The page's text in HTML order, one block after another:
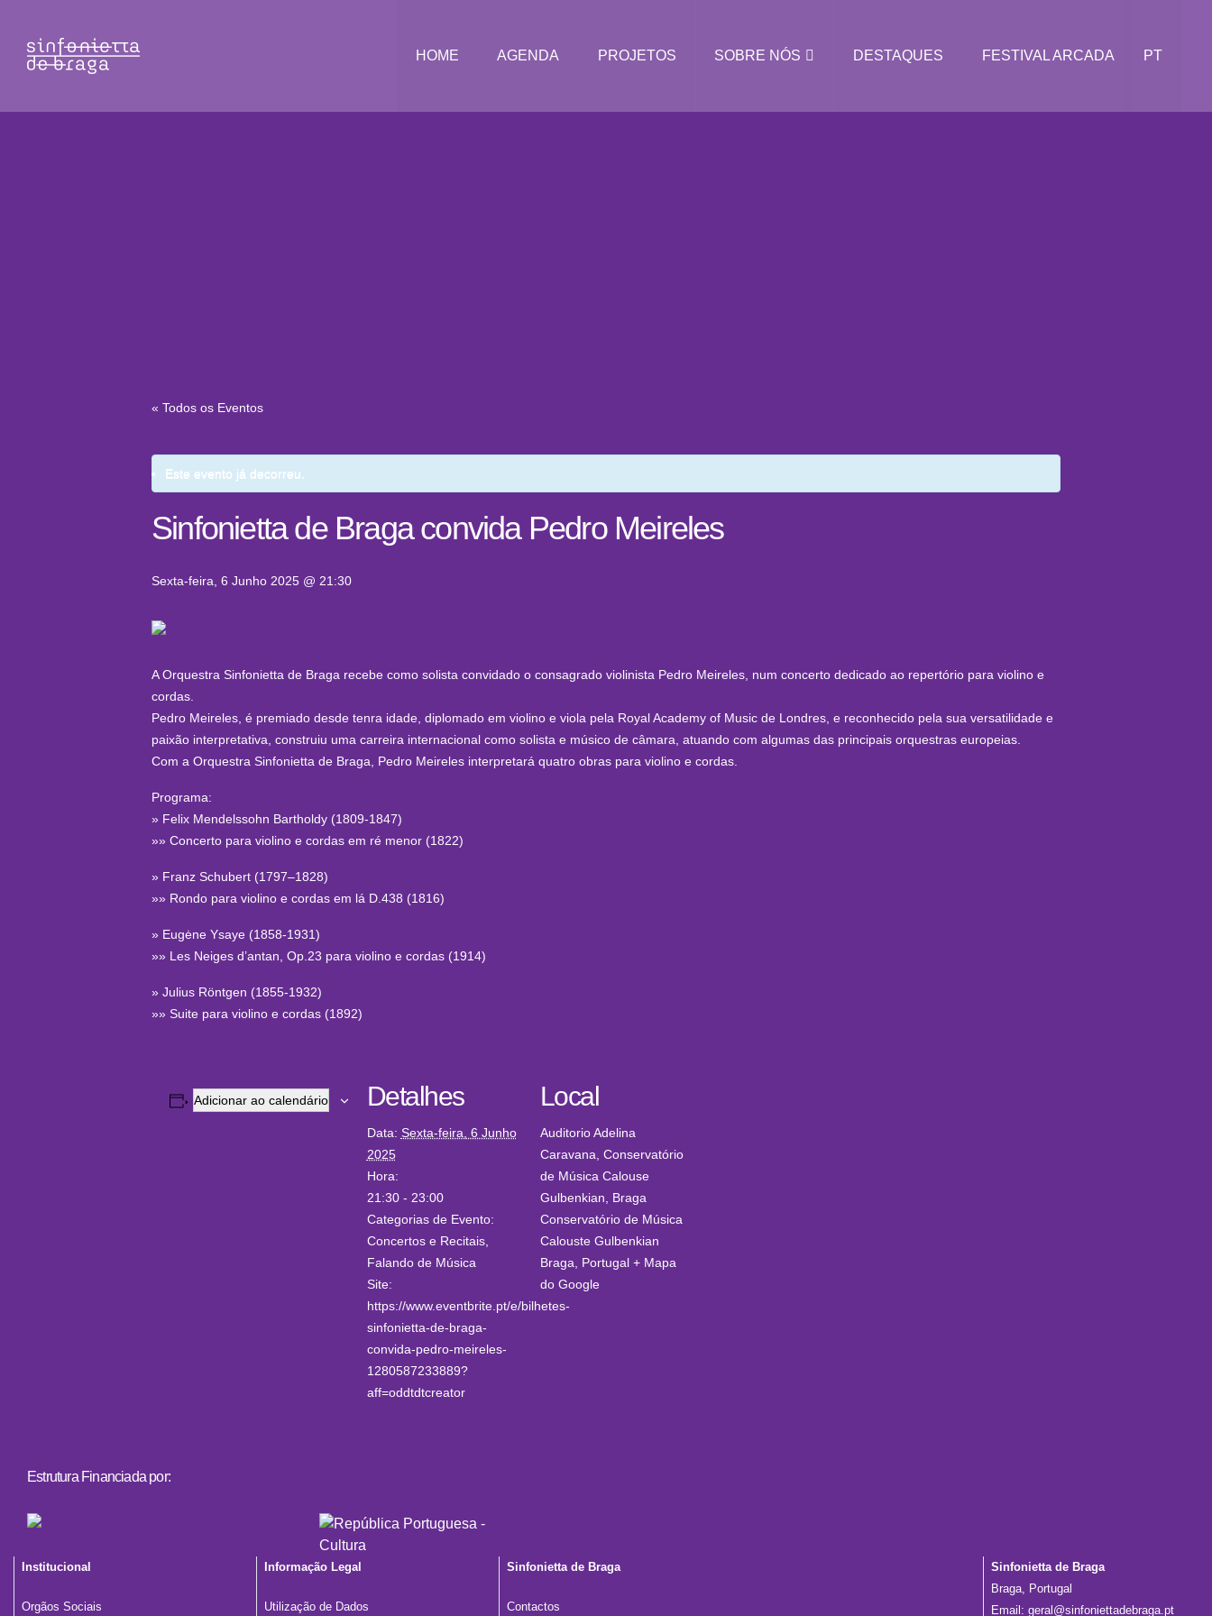
HOME AGENDA PROJETOS SOBRE NÓS DESTAQUES FESTIVAL ARCADA PT
« Todos os Eventos
Este evento já decorreu.
Sinfonietta de Braga convida Pedro Meireles
Sexta-feira, 6 Junho 2025 @ 21:30
A Orquestra Sinfonietta de Braga recebe como solista convidado o consagrado violinista Pedro Meireles, num concerto dedicado ao repertório para violino e
cordas.
Pedro Meireles, é premiado desde tenra idade, diplomado em violino e viola pela Royal Academy of Music de Londres, e reconhecido pela sua versatilidade e
paixão interpretativa, construiu uma carreira internacional como solista e músico de câmara, atuando com algumas das principais orquestras europeias.
Com a Orquestra Sinfonietta de Braga, Pedro Meireles interpretará quatro obras para violino e cordas.
Programa:
» Felix Mendelssohn Bartholdy (1809-1847)
»» Concerto para violino e cordas em ré menor (1822)
» Franz Schubert (1797–1828)
»» Rondo para violino e cordas em lá D.438 (1816)
» Eugėne Ysaye (1858-1931)
»» Les Neiges d’antan, Op.23 para violino e cordas (1914)
» Julius Röntgen (1855-1932)
»» Suite para violino e cordas (1892)
Adicionar ao calendário Detalhes
Data: Sexta-feira, 6 Junho
2025
Hora:
21:30 - 23:00
Categorias de Evento:
Concertos e Recitais,
Falando de Música
Site:
https://www.eventbrite.pt/e/bilhetes-
sinfonietta-de-braga-
convida-pedro-meireles-
1280587233889?
aff=oddtdtcreator
Local
Auditorio Adelina
Caravana, Conservatório
de Música Calouse
Gulbenkian, Braga
Conservatório de Música
Calouste Gulbenkian
Braga
Portugal + Mapa
do Google
Estrutura Financiada por:
Institucional
Orgãos Sociais
Informação Legal
Utilização de Dados
Sinfonietta de Braga
Contactos
Sinfonietta de Braga
Braga, Portugal
Email:geral@sinfoniettadebraga.pt